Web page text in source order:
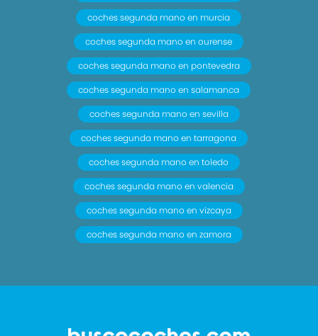
coches segunda mano en murcia
coches segunda mano en ourense
coches segunda mano en pontevedra
coches segunda mano en salamanca
coches segunda mano en sevilla
coches segunda mano en tarragona
coches segunda mano en toledo
coches segunda mano en valencia
coches segunda mano en vizcaya
coches segunda mano en zamora